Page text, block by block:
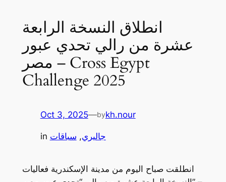
انطلاق النسخة الرابعة
عشرة من رالي تحدي عبور
مصر – Cross Egypt
Challenge 2025
Oct 3, 2025—bykh.nour
in جاليري, سباقات
انطلقت صباح اليوم من مدينة الإسكندرية فعاليات